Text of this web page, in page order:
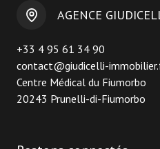
AGENCE
+33 4 95 61 34 90
contact@giudicelli-
Centre Médical du Fiumorbo
20243 Prunelli-di-Fiumorbo